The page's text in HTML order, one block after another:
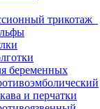
трикотаж
беременных
и перчатки